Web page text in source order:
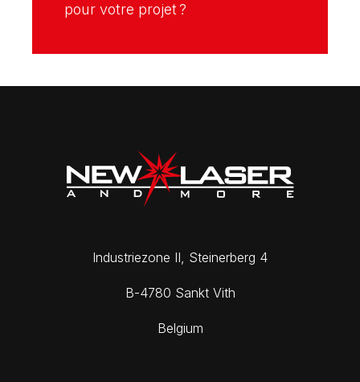
FR EN
pour votre projet ?
Industriezone II, Steinerberg 4
B-4780 Sankt Vith
Belgium